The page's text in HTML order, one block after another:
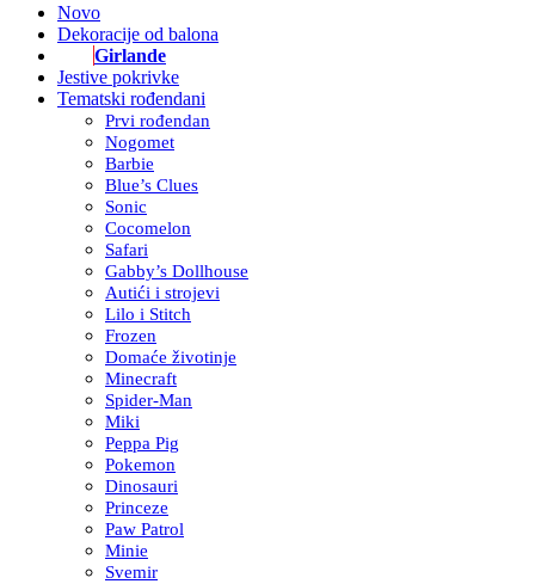
Novo
Dekoracije od balona
Girlande
Jestive pokrivke
Tematski rođendani
Prvi rođendan
Nogomet
Barbie
Blue’s Clues
Sonic
Cocomelon
Safari
Gabby’s Dollhouse
Autići i strojevi
Lilo i Stitch
Frozen
Domaće životinje
Minecraft
Spider-Man
Miki
Peppa Pig
Pokemon
Dinosauri
Princeze
Paw Patrol
Minie
Svemir